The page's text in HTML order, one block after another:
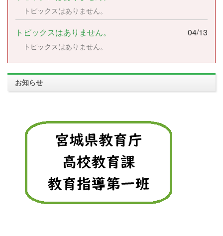
トピックスはありません。
トピックスはありません。 04/13
トピックスはありません。
お知らせ